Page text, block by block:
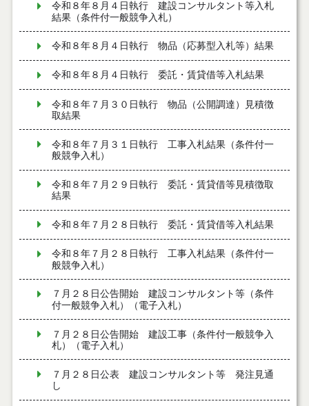
令和８年８月４日執行 建設コンサルタント等入札
結果（条件付一般競争入札）
令和８年８月４日執行 物品（応募型入札等）結果
令和８年８月４日執行 委託・賃貸借等入札結果
令和８年７月３０日執行 物品（公開調達）見積徴
取結果
令和８年７月３１日執行 工事入札結果（条件付一
般競争入札）
令和８年７月２９日執行 委託・賃貸借等見積徴取
結果
令和８年７月２８日執行 委託・賃貸借等入札結果
令和８年７月２８日執行 工事入札結果（条件付一
般競争入札）
７月２８日公告開始 建設コンサルタント等（条件
付一般競争入札）（電子入札）
７月２８日公告開始 建設工事（条件付一般競争入
札）（電子入札）
７月２８日公表 建設コンサルタント等 発注見通
し